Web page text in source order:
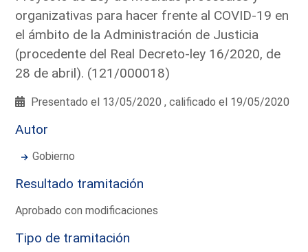
organizativas para hacer frente al COVID-19 en
el ámbito de la Administración de Justicia
(procedente del Real Decreto-ley 16/2020, de
28 de abril). (121/000018)
Presentado el 13/05/2020 , calificado el 19/05/2020
Autor
Gobierno
Resultado tramitación
Aprobado con modificaciones
Tipo de tramitación